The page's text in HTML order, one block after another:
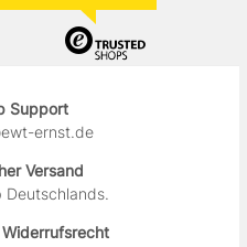
Support
ernst.de
Versand
Deutschlands.